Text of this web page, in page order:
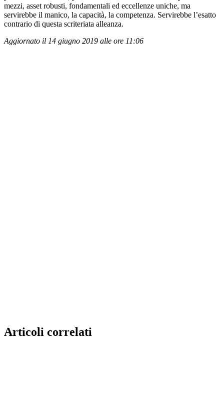
mezzi, asset robusti, fondamentali ed eccellenze uniche, ma
servirebbe il manico, la capacità, la competenza. Servirebbe l’esatto
contrario di questa scriteriata alleanza.
Aggiornato il 14 giugno 2019 alle ore 11:06
Articoli correlati